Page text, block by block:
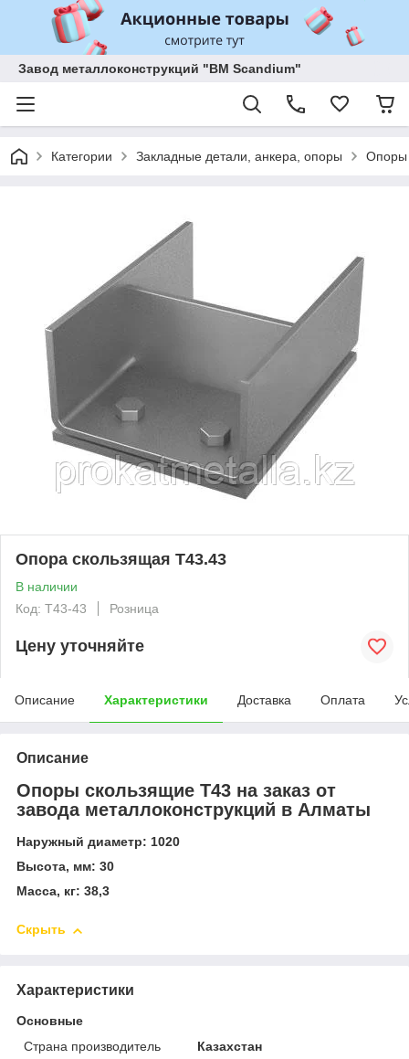
Завод металлоконструкций "BM Scandium"
Категории Закладные детали, анкера, опоры Опоры
Опора скользящая Т43.43
В наличии
Код: T43-43
Розница
Цену уточняйте
Описание Характеристики Доставка Оплата
Описание
Опоры скользящие Т43 на заказ от
завода металлоконструкций в Алматы
Наружный диаметр: 1020
Высота, мм: 30
Масса, кг: 38,3
Скрыть
Характеристики
Основные
Страна производитель
Казахстан